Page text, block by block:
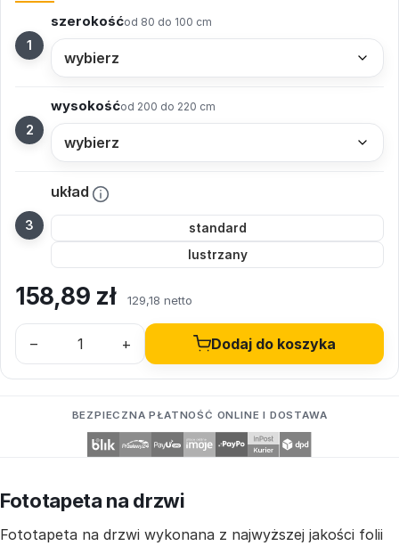
szerokośćod 80 do 100 cm
wysokośćod 200 do 220 cm
układ
standard
lustrzany
158,89 zł 129,18 netto
– + Dodaj do koszyka
BEZPIECZNA PŁATNOŚĆ ONLINE I DOSTAWA
Fototapeta na drzwi
Fototapeta na drzwi wykonana z najwyższej jakości folii